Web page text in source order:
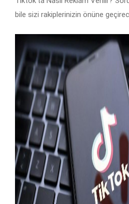
bile sizi rakiplerinizin önüne